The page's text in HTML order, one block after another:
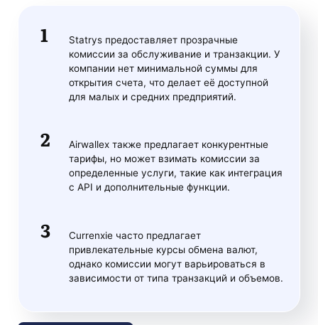
Statrys предоставляет прозрачные
комиссии за обслуживание и транзакции. У
компании нет минимальной суммы для
открытия счета, что делает её доступной
для малых и средних предприятий.
Airwallex также предлагает конкурентные
тарифы, но может взимать комиссии за
определенные услуги, такие как интеграция
с API и дополнительные функции.
Currenxie часто предлагает
привлекательные курсы обмена валют,
однако комиссии могут варьироваться в
зависимости от типа транзакций и объемов.